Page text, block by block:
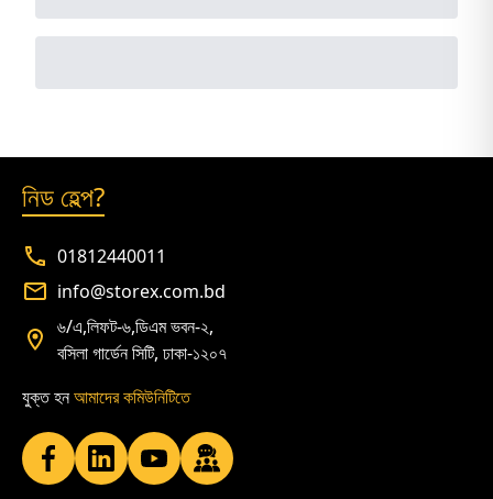
নিড হেল্প?
01812440011
info@storex.com.bd
৬/এ,লিফট-৬,ডিএম ভবন-২,
বসিলা গার্ডেন সিটি, ঢাকা-১২০৭
যুক্ত হনআমাদের কমিউনিটিতে